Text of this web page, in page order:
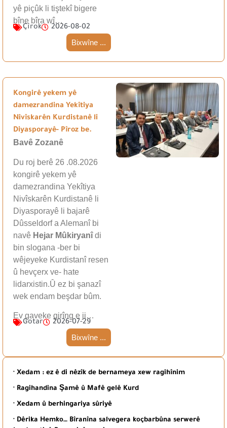
yê piçûk li tiştekî bigere
bîne bîra wî…
Çîrok 2026-08-02
Bixwîne ...
Kongirê yekem yê
damezrandina Yekîtiya
Nivîskarên Kurdistanê li
Diyasporayê- Pîroz be.
Bavê Zozanê
Du roj berê 26 .08.2026
kongirê yekem yê
damezrandina Yekîtiya
Nivîskarên Kurdistanê li
Diyasporayê li bajarê
Dûsseldorf a Alemanî bi
navê Hejar Mûkiryanîdi
bin slogana -ber bi
wêjeyeke Kurdistanî resen
û hevçerx ve- hate
lidarxistin.Û ez bi şanazî
wek endam beşdar bûm.
Ev gaveke girîng e ji…
Gotar 2026-07-29
Bixwîne ...
· Xedam : ez ê di nêzîk de bernameya xew ragihînim
· Ragihandina Şamê û Mafê gelê Kurd
· Xedam û berhingariya sûriyê
· Dêrika Hemko… Bîranîna salvegera koçbarbûna serwerê